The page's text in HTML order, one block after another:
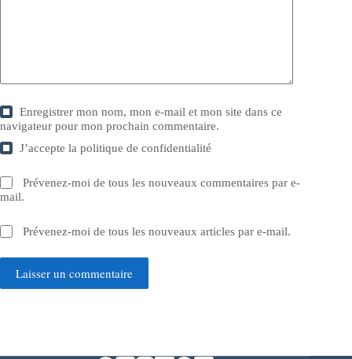
Enregistrer mon nom, mon e-mail et mon site dans ce
navigateur pour mon prochain commentaire.
J’accepte lapolitique de confidentialité
Prévenez-moi de tous les nouveaux commentaires par e-
mail.
Prévenez-moi de tous les nouveaux articles par e-mail.
Laisser un commentaire